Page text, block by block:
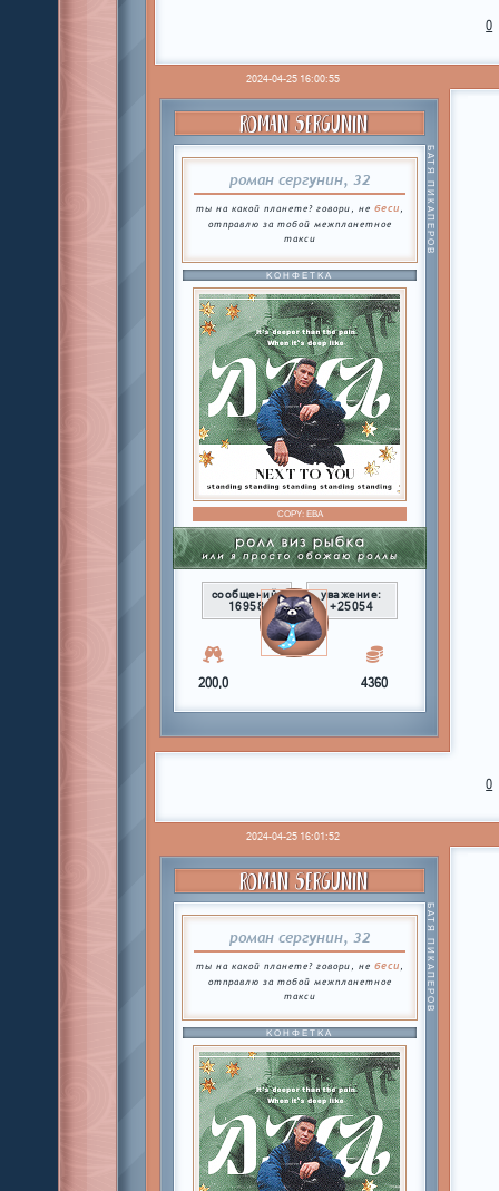
0
2024-04-25 16:00:55
ROMAN SERGUNIN
роман сергунин, 32
ты на какой планете? говори, не беси,
отправлю за тобой межпланетное
такси
БАТЯ ПИКАПЕРОВ
КОНФЕТКА
COPY:ЕВА
сообщений:
16958
уважение:
+25054
200,0 4360
0
2024-04-25 16:01:52
ROMAN SERGUNIN
роман сергунин, 32
ты на какой планете? говори, не беси,
отправлю за тобой межпланетное
такси
БАТЯ ПИКАПЕРОВ
КОНФЕТКА